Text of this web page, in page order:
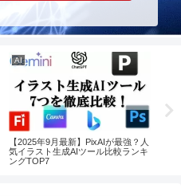
AI
【2025年9月最新】PixAIが最強？人
気イラスト生成AIツール比較ランキ
ングTOP7